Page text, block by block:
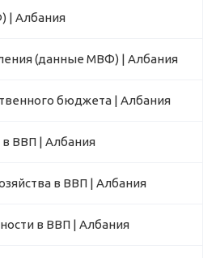
| Албания
(данные МВФ) | Албания
бюджета | Албания
в ВВП | Албания
в ВВП | Албания
в ВВП | Албания